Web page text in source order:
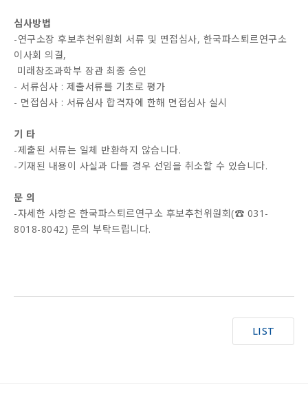
심사방법
-연구소장 후보추천위원회 서류 및 면접심사, 한국파스퇴르연구소
이사회 의결,
미래창조과학부 장관 최종 승인
- 서류심사 : 제출서류를 기초로 평가
- 면접심사 : 서류심사 합격자에 한해 면접심사 실시
기 타
-제출된 서류는 일체 반환하지 않습니다.
-기재된 내용이 사실과 다를 경우 선임을 취소할 수 있습니다.
문 의
-자세한 사항은 한국파스퇴르연구소 후보추천위원회(☎ 031-
8018-8042) 문의 부탁드립니다.
LIST